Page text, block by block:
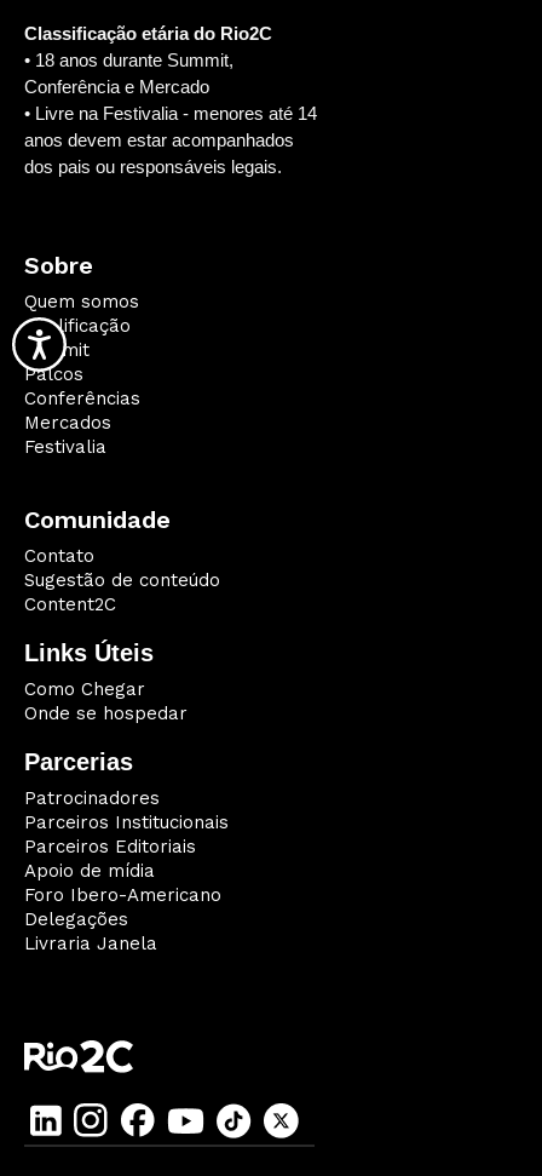
Classificação etária do Rio2C
• 18 anos durante Summit,
Conferência e Mercado
• Livre na Festivalia - menores até 14
anos devem estar acompanhados
dos pais ou responsáveis legais.
Sobre
Quem somos
Qualificação
Summit
Palcos
Conferências
Mercados
Festivalia
Comunidade
Contato
Sugestão de conteúdo
Content2C
Links Úteis
Como Chegar
Onde se hospedar
Parcerias
Patrocinadores
Parceiros Institucionais
Parceiros Editoriais
Apoio de mídia
Foro Ibero-Americano
Delegações
Livraria Janela